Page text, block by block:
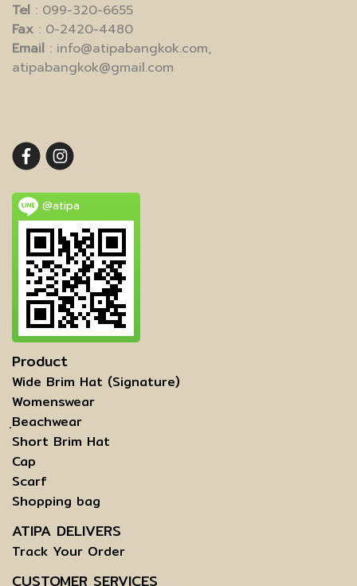
Tel : 099-320-6655
Fax : 0-2420-4480
Email : info@atipabangkok.com,
atipabangkok@gmail.com
@atipa
Product
Wide Brim Hat (Signature)
Womenswear
ฺBeachwear
Short Brim Hat
Cap
Scarf
Shopping bag
ATIPA DELIVERS
Track Your Order
CUSTOMER SERVICES